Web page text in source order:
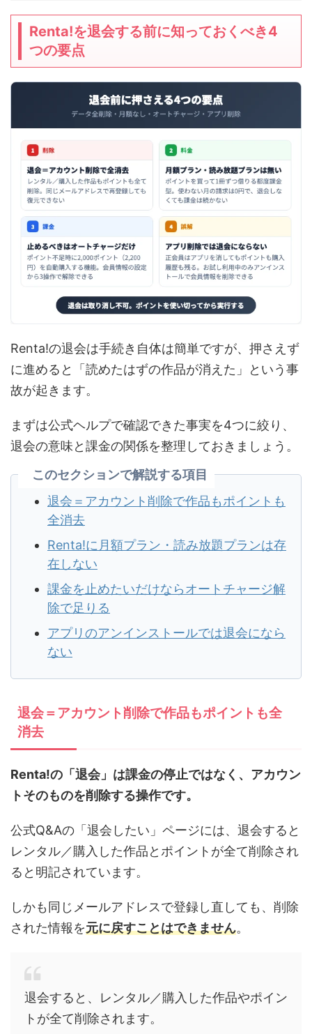
Renta!を退会する前に知っておくべき4
つの要点
Renta!の退会は手続き自体は簡単ですが、押さえず
に進めると「読めたはずの作品が消えた」という事
故が起きます。
まずは公式ヘルプで確認できた事実を4つに絞り、
退会の意味と課金の関係を整理しておきましょう。
このセクションで解説する項目
退会＝アカウント削除で作品もポイントも
全消去
Renta!に月額プラン・読み放題プランは存
在しない
課金を止めたいだけならオートチャージ解
除で足りる
アプリのアンインストールでは退会になら
ない
退会＝アカウント削除で作品もポイントも全
消去
Renta!の「退会」は課金の停止ではなく、アカウン
トそのものを削除する操作です。
公式Q&Aの「退会したい」ページには、退会すると
レンタル／購入した作品とポイントが全て削除され
ると明記されています。
しかも同じメールアドレスで登録し直しても、削除
された情報を元に戻すことはできません。
退会すると、レンタル／購入した作品やポイン
トが全て削除されます。